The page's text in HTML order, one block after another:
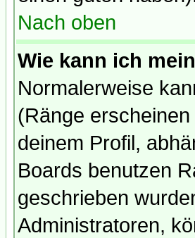
Nach oben
Wie kann ich
Normalerweise
(Ränge
deinem Profil,
Boards benutzen
geschrieben
Administratoren,